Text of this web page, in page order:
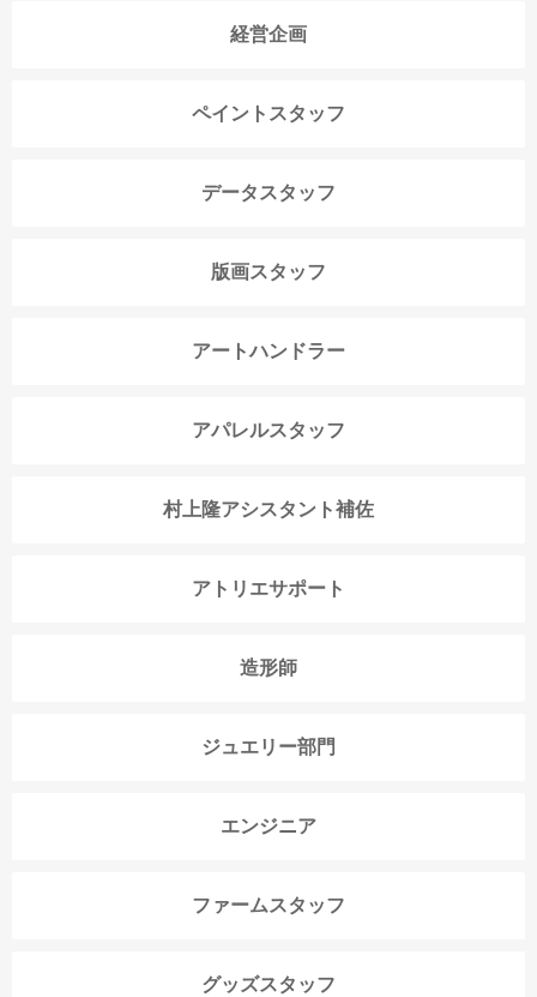
経営企画
ペイントスタッフ
データスタッフ
版画スタッフ
アートハンドラー
アパレルスタッフ
村上隆アシスタント補佐
アトリエサポート
造形師
ジュエリー部門
エンジニア
ファームスタッフ
グッズスタッフ